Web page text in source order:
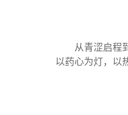
从青涩启程
以药心为灯，以